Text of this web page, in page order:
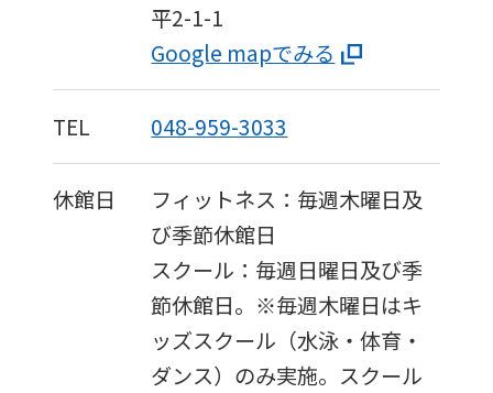
平2-1-1
Google mapでみる
TEL 048-959-3033
休館日
フィットネス：毎週木曜日及
び季節休館日
スクール：毎週日曜日及び季
節休館日。※毎週木曜日はキ
ッズスクール（水泳・体育・
ダンス）のみ実施。スクール